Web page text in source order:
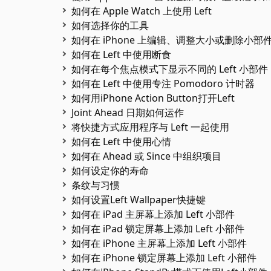
如何在 Apple Watch 上使用 Left
如何选择你的工具
如何在 iPhone 上编辑、调整大小或删除小部
如何在 Left 中使用断食
如何在每个焦点模式下显示不同的 Left 小部件
如何在 Left 中使用专注 Pomodoro 计时器
如何用iPhone Action Button打开Left
Joint Ahead 日期如何运作
将快捷方式应用程序与 Left 一起使用
如何在 Left 中使用心情
如何在 Ahead 或 Since 中组织项目
如何设定你的寿命
条纹与习惯
如何设置Left Wallpaper快捷键
如何在 iPad 主屏幕上添加 Left 小部件
如何在 iPad 锁定屏幕上添加 Left 小部件
如何在 iPhone 主屏幕上添加 Left 小部件
如何在 iPhone 锁定屏幕上添加 Left 小部件